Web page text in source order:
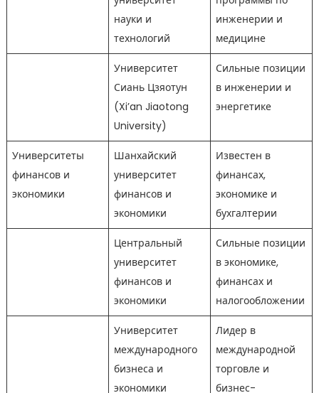
науки и
технологий
инженерии и
медицине
Университет
Сиань Цзяотун
(Xi’an Jiaotong
University)
Сильные позиции
в инженерии и
энергетике
Университеты
финансов и
экономики
Шанхайский
университет
финансов и
экономики
Известен в
финансах,
экономике и
бухгалтерии
Центральный
университет
финансов и
экономики
Сильные позиции
в экономике,
финансах и
налогообложении
Университет
международного
бизнеса и
экономики
Лидер в
международной
торговле и
бизнес-